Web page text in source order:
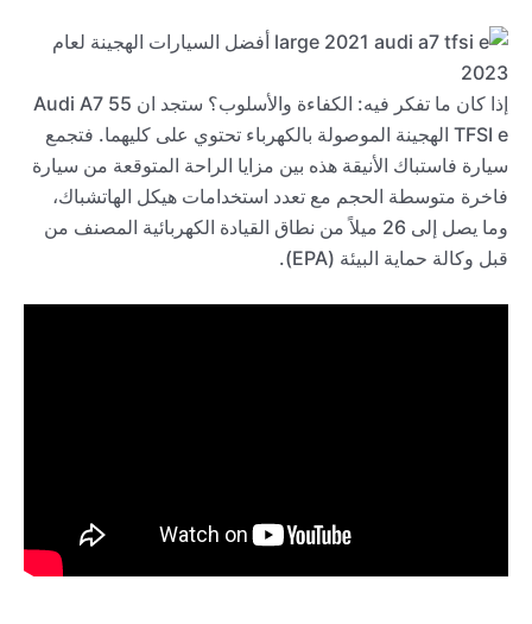
إذا كان ما تفكر فيه: الكفاءة والأسلوب؟ ستجد ان Audi A7 55
TFSI e الهجينة الموصولة بالكهرباء تحتوي على كليهما. فتجمع
سيارة فاستباك الأنيقة هذه بين مزايا الراحة المتوقعة من سيارة
فاخرة متوسطة الحجم مع تعدد استخدامات هيكل الهاتشباك،
وما يصل إلى 26 ميلاً من نطاق القيادة الكهربائية المصنف من
قبل وكالة حماية البيئة (EPA).